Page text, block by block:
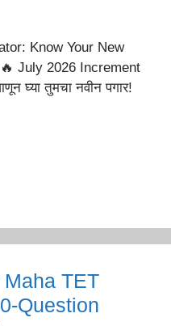
Know Your New
July 2026 Increment
घ्या तुमचा नवीन पगार!
TET
Question